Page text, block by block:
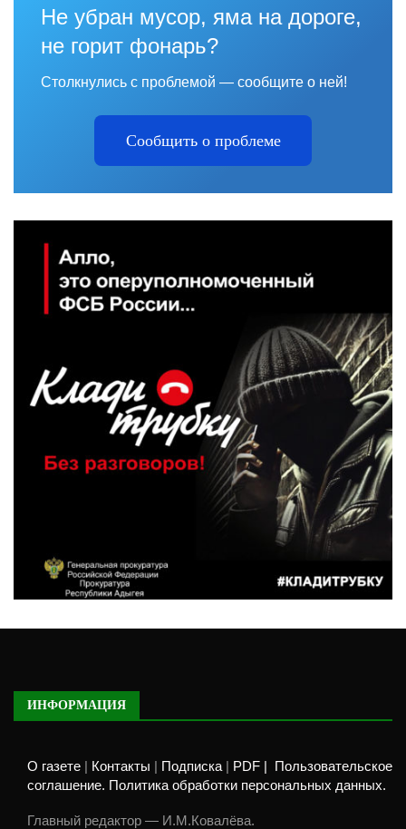
Не убран мусор, яма на дороге,
не горит фонарь?
Столкнулись с проблемой — сообщите о ней!
Сообщить о проблеме
ИНФОРМАЦИЯ
О газете Контакты Подписка PDF |
Пользовательское
соглашение. Политика обработки персональных данных.
Главный редактор — И.М.Ковалёва.